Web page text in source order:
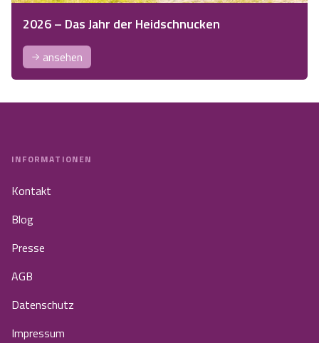
2026 – Das Jahr der Heidschnucken
ansehen
INFORMATIONEN
Kontakt
Blog
Presse
AGB
Datenschutz
Impressum